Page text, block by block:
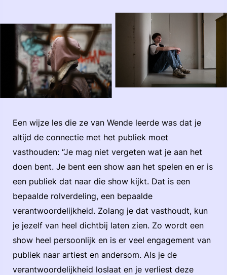
Een wijze les die ze van Wende leerde was dat je
altijd de connectie met het publiek moet
vasthouden: “Je mag niet vergeten wat je aan het
doen bent. Je bent een show aan het spelen en er is
een publiek dat naar die show kijkt. Dat is een
bepaalde rolverdeling, een bepaalde
verantwoordelijkheid. Zolang je dat vasthoudt, kun
je jezelf van heel dichtbij laten zien. Zo wordt een
show heel persoonlijk en is er veel engagement van
publiek naar artiest en andersom. Als je de
verantwoordelijkheid loslaat en je verliest deze